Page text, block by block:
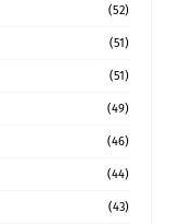
(52)
(51)
(51)
(49)
(46)
(44)
(43)